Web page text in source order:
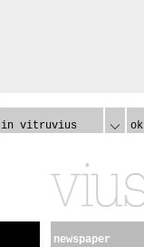
in vitruvius ok
newspaper